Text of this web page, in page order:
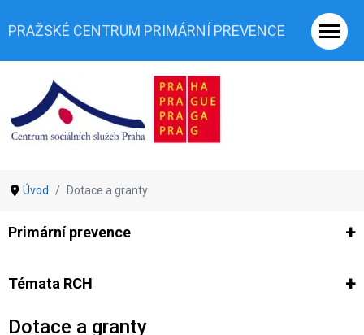
PRAŽSKÉ CENTRUM PRIMÁRNÍ PREVENCE
Úvod Dotace a granty
Primární prevence
Ze světa prevence
Témata RCH
Co je rizikové chování (RCH)
Dotace a granty